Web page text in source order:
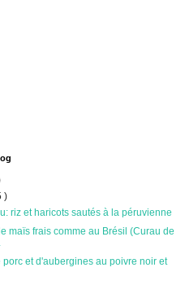
)
riz et haricots sautés à la péruvienne
maïs frais comme au Brésil (Curau de
porc et d'aubergines au poivre noir et